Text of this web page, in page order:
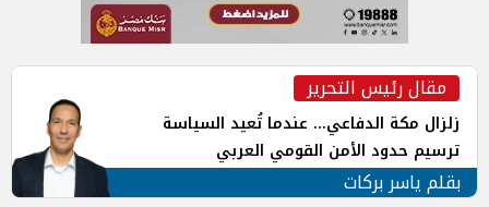
مقال رئيس التحرير
زلزال مكة الدفاعي... عندما تُعيد السياسة
ترسيم حدود الأمن القومي العربي
بقلم ياسر بركات